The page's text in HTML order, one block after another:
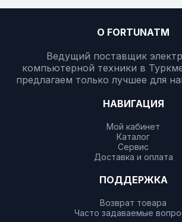
О FORTUNATM
Ведущий поставщик
компьютерной техники в
предлагаем только лучшее для
НАВИГАЦИЯ
Мой кабинет
Каталог
Сервис
Доставка и оплата
ПОДДЕРЖКА
Возврат товара
Часто задаваемые